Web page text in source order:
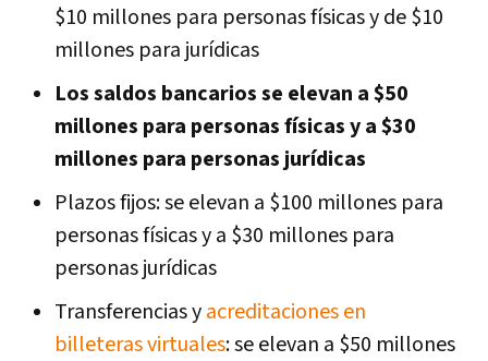
$10 millones para personas físicas y de $10
millones para jurídicas
Los saldos bancarios se elevan a $50
millones para personas físicas y a $30
millones para personas jurídicas
Plazos fijos: se elevan a $100 millones para
personas físicas y a $30 millones para
personas jurídicas
Transferencias yacreditaciones en
billeteras virtuales: se elevan a $50 millones